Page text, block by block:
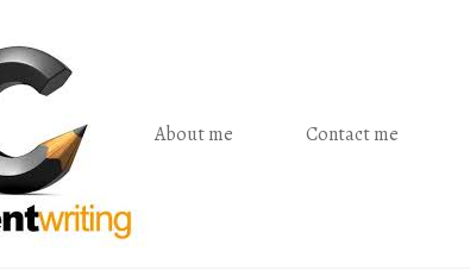
About me
Contact me